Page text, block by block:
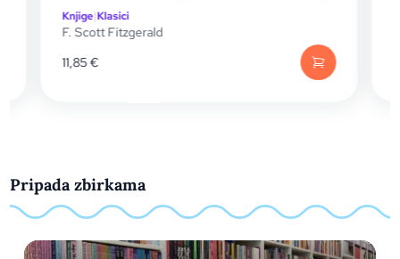
Knjige|Klasici
F. Scott Fitzgerald
11,85€
Pripada zbirkama